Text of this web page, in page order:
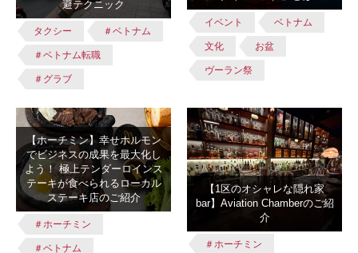
避テクニック
タクシー ＃ベトナム
＃ベトナム転職
＃グラブ
イベント ベトナム
文化 お盆
ヴーラン祭
【ホーチミン】幸せホルモン
でビジネスの成果を最大化し
よう！ 極上テンダーロインス
テーキが食べられるローカル
ステーキ店のご紹介
＃ホーチミン
＃ベトナム
【1区のオシャレな隠れ家
bar】Aviation Chamberのご紹
介
＃ホーチミン